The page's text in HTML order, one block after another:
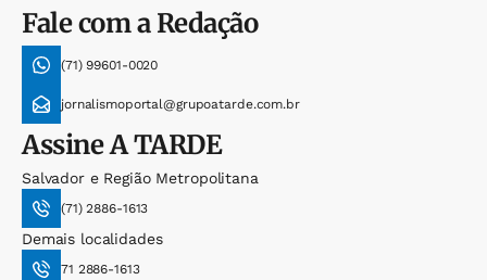
Fale com a Redação
(71) 99601-0020
jornalismoportal@grupoatarde.com.br
AssineA TARDE
Salvador e Região Metropolitana
(71) 2886-1613
Demais localidades
71 2886-1613